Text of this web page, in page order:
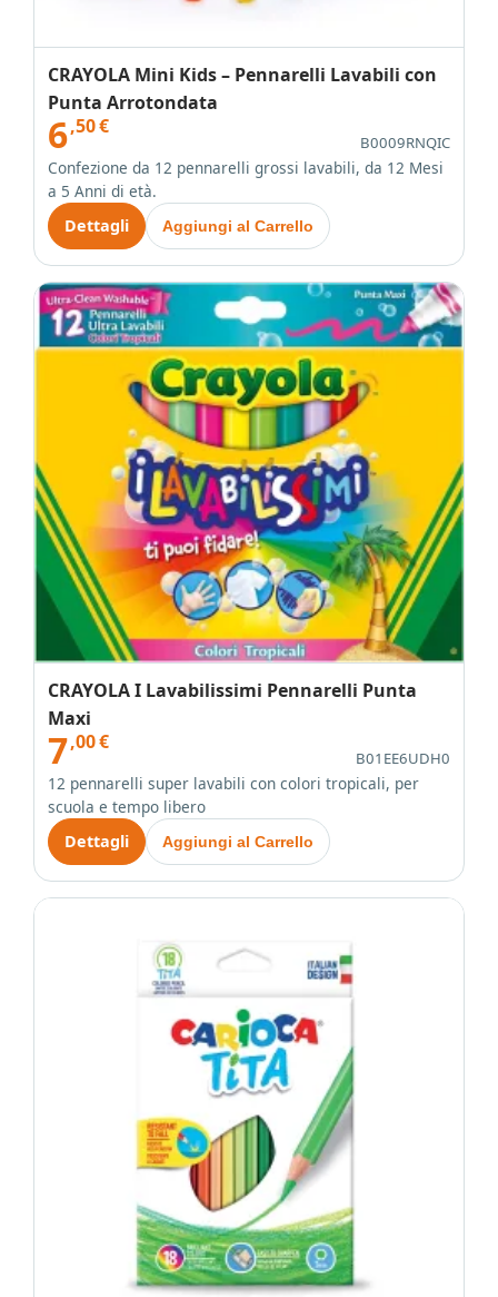
CRAYOLA Mini Kids – Pennarelli Lavabili con
Punta Arrotondata
6,50€
B0009RNQIC
Confezione da 12 pennarelli grossi lavabili, da 12 Mesi
a 5 Anni di età.
Dettagli
Aggiungi al Carrello
CRAYOLA I Lavabilissimi Pennarelli Punta
Maxi
7,00€
B01EE6UDH0
12 pennarelli super lavabili con colori tropicali, per
scuola e tempo libero
Dettagli
Aggiungi al Carrello